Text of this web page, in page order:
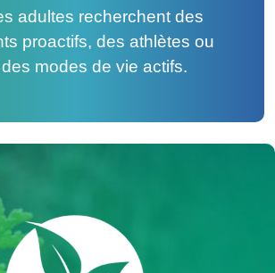
adultes recherchent des
proactifs, des athlètes ou
modes de vie actifs.